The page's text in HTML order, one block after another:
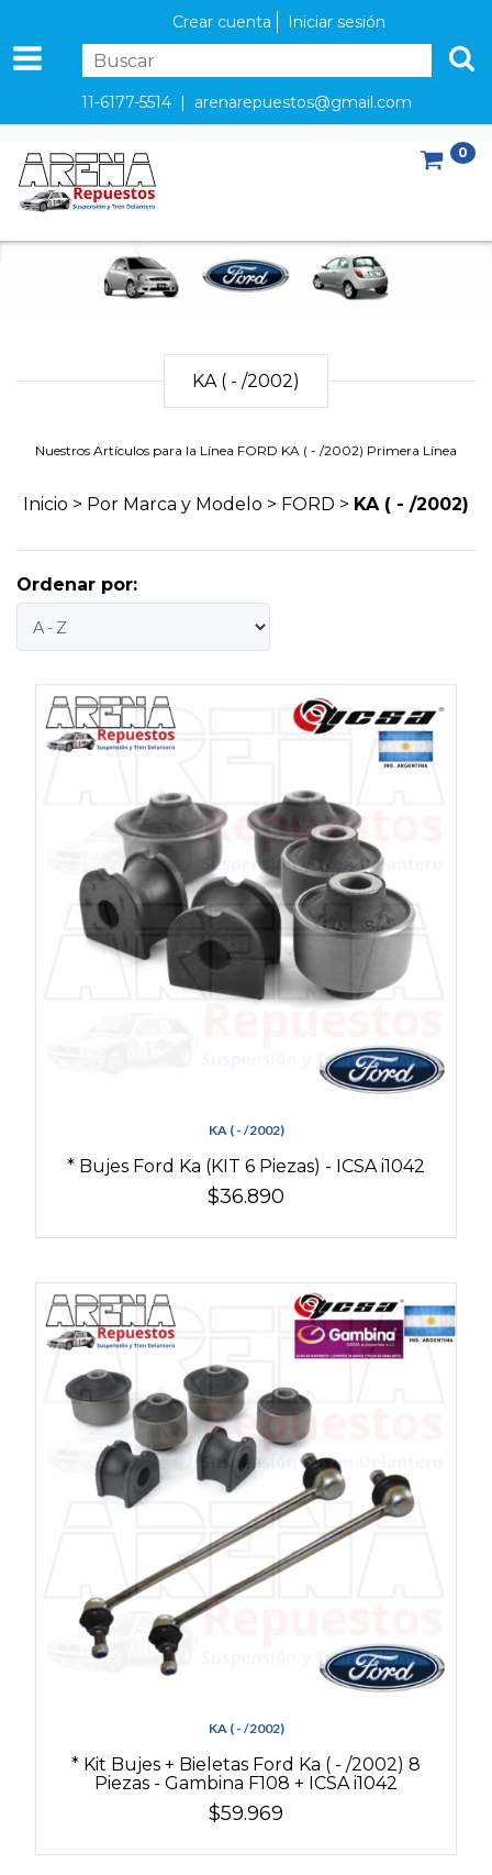
Crear cuenta Iniciar sesión
11-6177-5514 | arenarepuestos@gmail.com
0
KA ( - /2002)
Nuestros Artículos para la Línea FORD KA ( - /2002) Primera Línea
Inicio > Por Marca y Modelo > FORD > KA ( - /2002)
Ordenar por:
KA ( - /2002)
* Bujes Ford Ka (KIT 6 Piezas) - ICSA i1042
$36.890
KA ( - /2002)
* Kit Bujes + Bieletas Ford Ka ( - /2002) 8
Piezas - Gambina F108 + ICSA i1042
$59.969